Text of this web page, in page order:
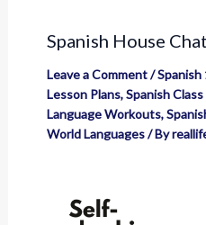
Spanish House
Leave a Comment/Spanish
Lesson Plans,Spanish
Language Workouts,
World Languages/ By